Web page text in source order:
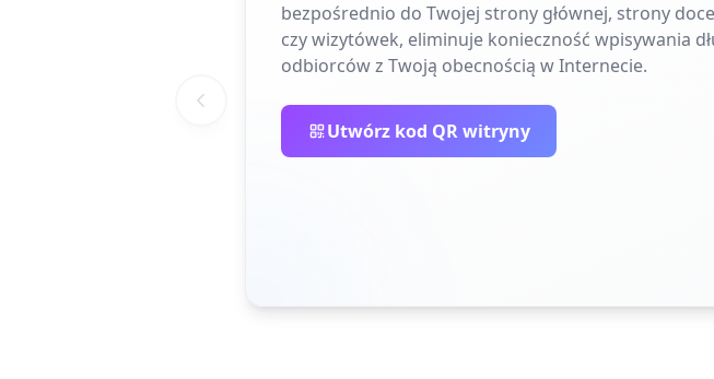
bezpośrednio do Twojej strony głównej, strony
czy wizytówek, eliminuje konieczność wpisywania
odbiorców z Twoją obecnością w Internecie.
Utwórz kod QR witryny